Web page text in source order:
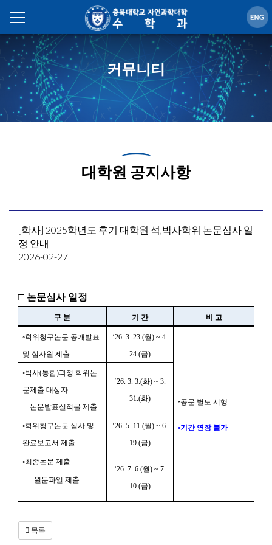
커뮤니티
대학원 공지사항
[학사] 2025학년도 후기 대학원 석,박사학위 논문심사 일
정 안내
2026-02-27
□ 논문심사 일정
구 분 기 간 비 고
◦학위청구논문 공개발표
및 심사원 제출
‘26. 3. 23.(월) ~ 4.
24.(금)
◦공문 별도 시행
◦기간 연장 불가
◦박사(통합)과정 학위논
문제출 대상자
논문발표실적물 제출
‘26. 3. 3.(화) ~ 3.
31.(화)
◦학위청구논문 심사 및
완료보고서 제출
‘26. 5. 11.(월) ~ 6.
19.(금)
◦최종논문 제출
‘26. 7. 6.(월) ~ 7.
10.(금)
- 원문파일 제출
목록